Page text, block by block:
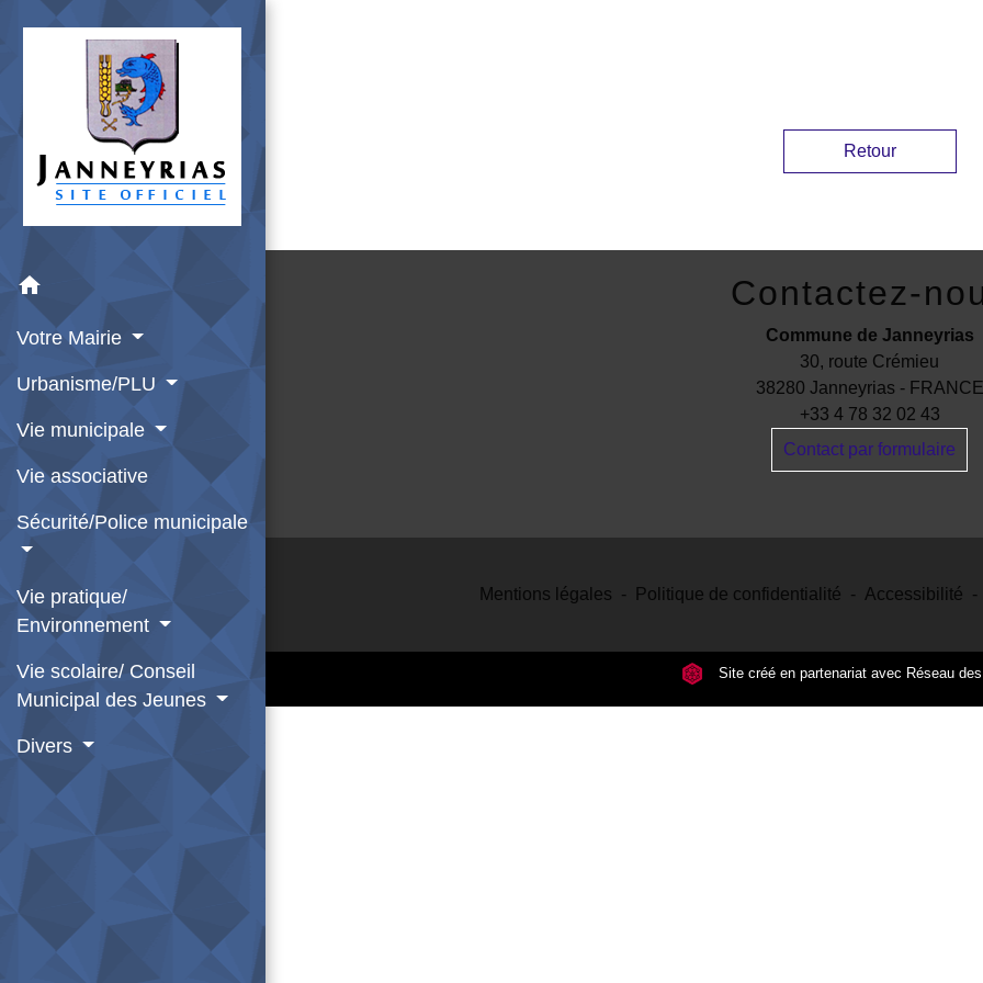
home
Votre Mairie
Urbanisme/PLU
Vie municipale
Vie associative
Sécurité/Police municipale
Vie pratique/
Environnement
Vie scolaire/ Conseil
Municipal des Jeunes
Divers
Retour
Contactez-
Commune de Janneyrias
30, route Crémieu
38280 Janneyrias - FRANCE
+33 4 78 32 02 43
Contact par formulaire
Mentions légales - Politique de confidentialité - Accessibilité -
Site créé en partenariat avec Réseau